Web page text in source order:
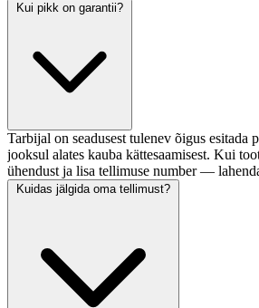
Kui pikk on garantii?
Tarbijal on seadusest tulenev õigus esitada
jooksul alates kauba kättesaamisest. Kui
ühendust ja lisa tellimuse number —
Kuidas jälgida oma tellimust?